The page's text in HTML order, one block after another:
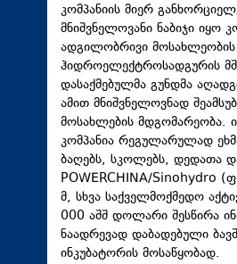
კომპანიის მიერ
მნიშვნელოვანი ნაბიჯი იყო
ადგილობრივი მოსახლეობის
ჰიდროელექტროსადგურის
დასაქმებულმა გუნდმა
ამით მნიშვნელოვნად
მოსახლების მდგომარეობა.
კომპანია რეგულარულად
ბაღებს, სკოლებს, დედათა
POWERCHINA/Sinohydro
მ, სხვა საქველმოქმედო
000 აშშ დოლარი შესწირა
ნაადრევად დაბადებული
ინკუბატორის მოსაწყობად.